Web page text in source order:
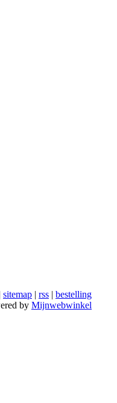
sitemap | rss | bestelling
by Mijnwebwinkel